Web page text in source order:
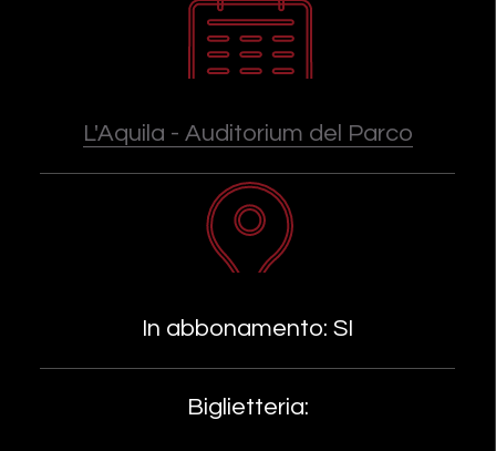
L'Aquila - Auditorium del Parco
In abbonamento: SI
Biglietteria: